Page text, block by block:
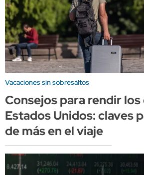
Vacaciones sin sobresaltos
Consejos para rendir los
Estados Unidos: claves
de más en el viaje